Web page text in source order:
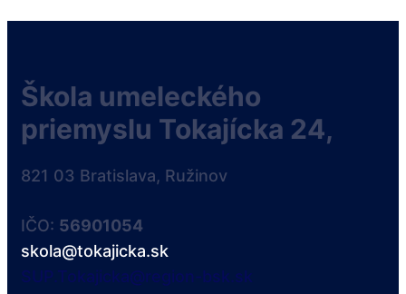
Škola umeleckého
priemyslu Tokajícka 24,
821 03 Bratislava, Ružinov
IČO: 56901054
skola@tokajicka.sk
SUP.Tokajicka@region-bsk.sk